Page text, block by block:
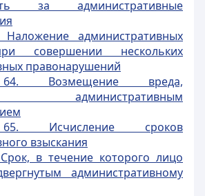
за административные
административных
совершении нескольких
правонарушений
Возмещение вреда,
административным
Исчисление сроков
взыскания
в течение которого лицо
административному